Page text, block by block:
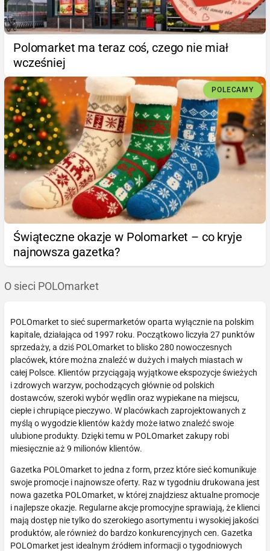
Polomarket ma teraz coś, czego nie miał
wcześniej
POLECAMY
Świąteczne okazje w Polomarket – co kryje
najnowsza gazetka?
O sieci POLOmarket
POLOmarket to sieć supermarketów oparta wyłącznie na polskim
kapitale, działająca od 1997 roku. Początkowo liczyła 27 punktów
sprzedaży, a dziś POLOmarket to blisko 280 nowoczesnych
placówek, które można znaleźć w dużych i małych miastach w
całej Polsce. Klientów przyciągają wyjątkowe ekspozycje świeżych
i zdrowych warzyw, pochodzących głównie od polskich
dostawców, szeroki wybór wędlin oraz wypiekane na miejscu,
ciepłe i chrupiące pieczywo. W placówkach zaprojektowanych z
myślą o wygodzie klientów każdy może łatwo znaleźć swoje
ulubione produkty. Dzięki temu w POLOmarket zakupy robi
miesięcznie aż 9 milionów klientów.
Gazetka POLOmarket to jedna z form, przez które sieć komunikuje
swoje promocje i najnowsze oferty. Raz w tygodniu drukowana jest
nowa gazetka POLOmarket, w której znajdziesz aktualne promocje
i najlepsze okazje. Regularne akcje promocyjne sprawiają, że klienci
mają dostęp nie tylko do szerokiego asortymentu i wysokiej jakości
produktów, ale również do bardzo konkurencyjnych cen. Gazetka
POLOmarket jest idealnym źródłem informacji o tygodniowych